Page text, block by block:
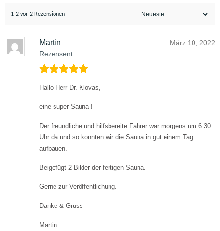
1-2 von 2 Rezensionen
Martin
Rezensent
März 10, 2022
Hallo Herr Dr. Klovas,
eine super Sauna !
Der freundliche und hilfsbereite Fahrer war morgens um 6:30
Uhr da und so konnten wir die Sauna in gut einem Tag
aufbauen.
Beigefügt 2 Bilder der fertigen Sauna.
Gerne zur Veröffentlichung.
Danke & Gruss
Martin